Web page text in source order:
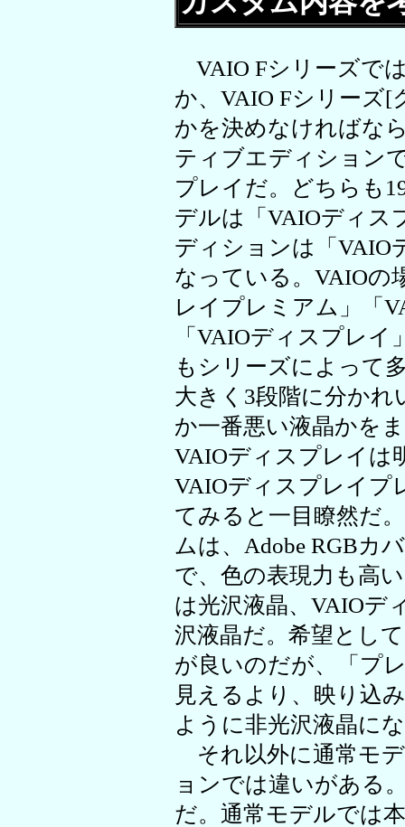
VAIO Fシリーズで
か、VAIO Fシリーズ
かを決めなければな
ティブエディション
プレイだ。どちらも
デルは「VAIOディス
ディションは「VAIO
なっている。VAIOの
レイプレミアム」「
「VAIOディスプレ
もシリーズによって
大きく3段階に分かれ
か一番悪い液晶かを
VAIOディスプレイは
VAIOディスプレイプ
てみると一目瞭然だ
ムは、Adobe RGBカ
で、色の表現力も高
は光沢液晶、VAIOデ
沢液晶だ。希望とし
が良いのだが、「プ
見えるより、映り込
ように非光沢液晶に
それ以外に通常モ
ョンでは違いがある
だ。通常モデルでは